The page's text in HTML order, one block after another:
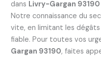
dans Livry-Gargan 93190
Notre connaissance du
vite, en limitant les
fiable. Pour toutes vos
Gargan 93190, faites